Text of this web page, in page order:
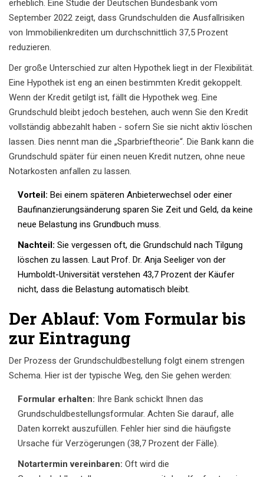
erheblich. Eine Studie der Deutschen Bundesbank vom
September 2022 zeigt, dass Grundschulden die Ausfallrisiken
von Immobilienkrediten um durchschnittlich 37,5 Prozent
reduzieren.
Der große Unterschied zur alten Hypothek liegt in der Flexibilität.
Eine Hypothek ist eng an einen bestimmten Kredit gekoppelt.
Wenn der Kredit getilgt ist, fällt die Hypothek weg. Eine
Grundschuld bleibt jedoch bestehen, auch wenn Sie den Kredit
vollständig abbezahlt haben - sofern Sie sie nicht aktiv löschen
lassen. Dies nennt man die „Sparbrieftheorie“. Die Bank kann die
Grundschuld später für einen neuen Kredit nutzen, ohne neue
Notarkosten anfallen zu lassen.
Vorteil: Bei einem späteren Anbieterwechsel oder einer
Baufinanzierungsänderung sparen Sie Zeit und Geld, da keine
neue Belastung ins Grundbuch muss.
Nachteil: Sie vergessen oft, die Grundschuld nach Tilgung
löschen zu lassen. Laut Prof. Dr. Anja Seeliger von der
Humboldt-Universität verstehen 43,7 Prozent der Käufer
nicht, dass die Belastung automatisch bleibt.
Der Ablauf: Vom Formular bis
zur Eintragung
Der Prozess der Grundschuldbestellung folgt einem strengen
Schema. Hier ist der typische Weg, den Sie gehen werden:
Formular erhalten: Ihre Bank schickt Ihnen das
Grundschuldbestellungsformular. Achten Sie darauf, alle
Daten korrekt auszufüllen. Fehler hier sind die häufigste
Ursache für Verzögerungen (38,7 Prozent der Fälle).
Notartermin vereinbaren: Oft wird die